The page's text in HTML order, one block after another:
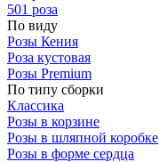
501 роза
По виду
Розы Кения
Роза кустовая
Розы Premium
По типу сборки
Классика
Розы в корзине
Розы в шляпной коробке
Розы в форме сердца